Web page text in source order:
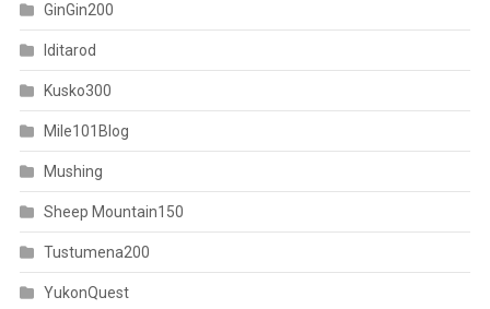
GinGin200
Iditarod
Kusko300
Mile101Blog
Mushing
Sheep Mountain150
Tustumena200
YukonQuest